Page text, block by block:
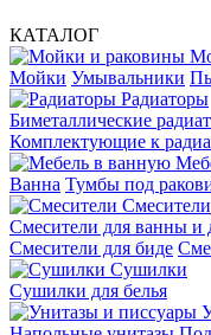
КАТАЛОГ
Мойки Умывальники
Радиаторы
Биметаллические
Комплектующие к
Ванна Тумбы под
Смесители
Смесители для ванны и
Смесители для биде
Сушилки
Сушилки для белья